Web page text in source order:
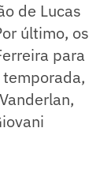
de Lucas
último, os
para